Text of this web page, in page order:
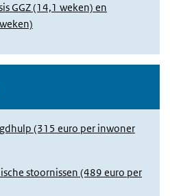
GGZ (14,1 weken) en
(315 euro per inwoner
stoornissen (489 euro per